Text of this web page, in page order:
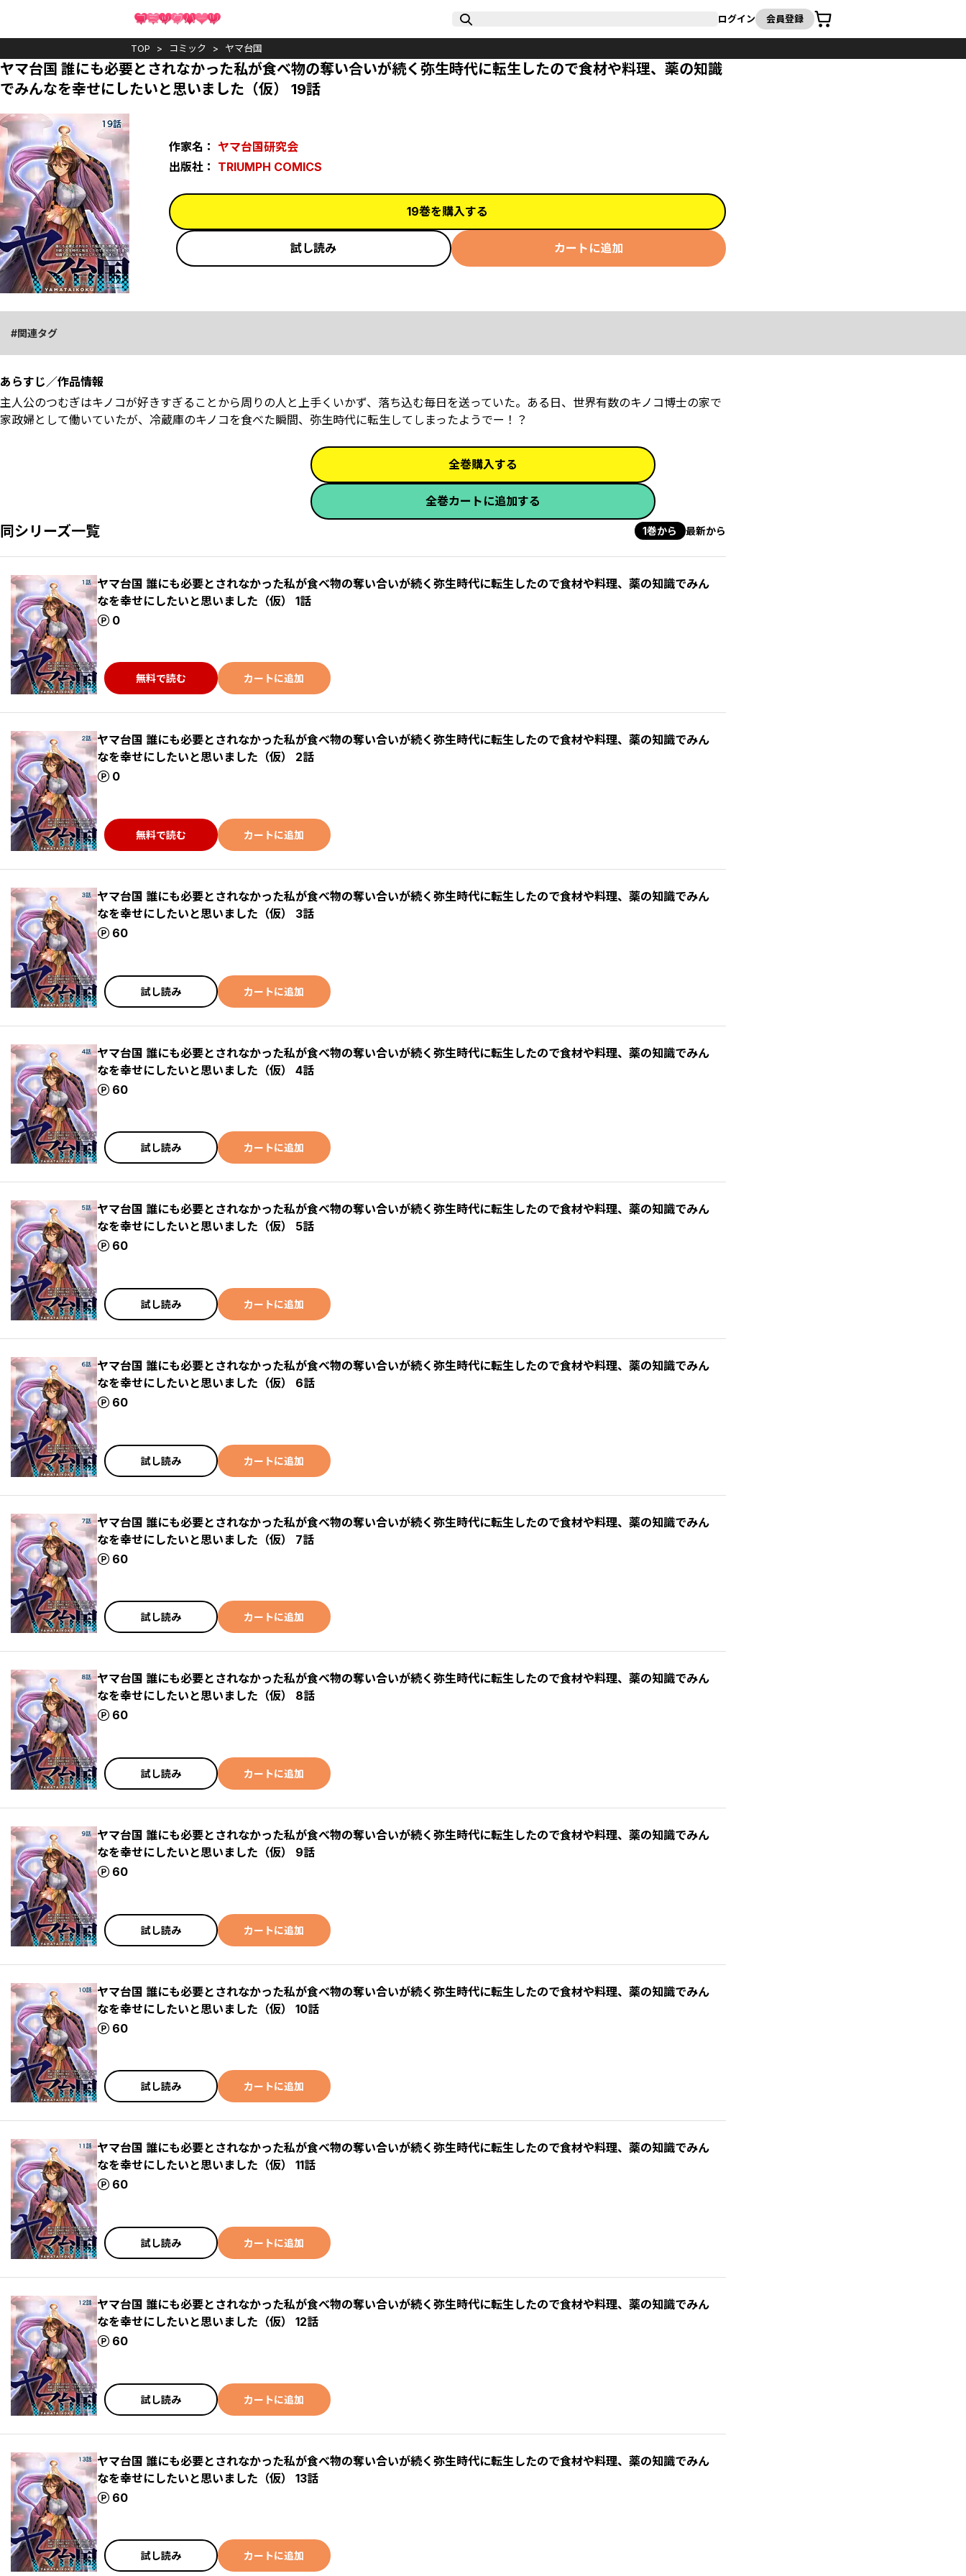
ログイン 会員登録
カート
TOP コミック ヤマ台国
ヤマ台国 誰にも必要とされなかった私が食べ物の奪い合いが続く弥生時代に転生したので食材や料理、薬の知識
でみんなを幸せにしたいと思いました（仮） 19話
作家名： ヤマ台国研究会
出版社： TRIUMPH COMICS
19巻を購入する
試し読み カートに追加
関連タグ
あらすじ／作品情報
主人公のつむぎはキノコが好きすぎることから周りの人と上手くいかず、落ち込む毎日を送っていた。ある日、世界有数のキノコ博士の家で
家政婦として働いていたが、冷蔵庫のキノコを食べた瞬間、弥生時代に転生してしまったようでー！？
全巻購入する
全巻カートに追加する
同シリーズ一覧 1巻から 最新から
ヤマ台国 誰にも必要とされなかった私が食べ物の奪い合いが続く弥生時代に転生したので食材や料理、薬の知識でみん
なを幸せにしたいと思いました（仮） 1話
0
ポイント
無料で読む カートに追加
ヤマ台国 誰にも必要とされなかった私が食べ物の奪い合いが続く弥生時代に転生したので食材や料理、薬の知識でみん
なを幸せにしたいと思いました（仮） 2話
0
ポイント
無料で読む カートに追加
ヤマ台国 誰にも必要とされなかった私が食べ物の奪い合いが続く弥生時代に転生したので食材や料理、薬の知識でみん
なを幸せにしたいと思いました（仮） 3話
60
ポイント
試し読み カートに追加
ヤマ台国 誰にも必要とされなかった私が食べ物の奪い合いが続く弥生時代に転生したので食材や料理、薬の知識でみん
なを幸せにしたいと思いました（仮） 4話
60
ポイント
試し読み カートに追加
ヤマ台国 誰にも必要とされなかった私が食べ物の奪い合いが続く弥生時代に転生したので食材や料理、薬の知識でみん
なを幸せにしたいと思いました（仮） 5話
60
ポイント
試し読み カートに追加
ヤマ台国 誰にも必要とされなかった私が食べ物の奪い合いが続く弥生時代に転生したので食材や料理、薬の知識でみん
なを幸せにしたいと思いました（仮） 6話
60
ポイント
試し読み カートに追加
ヤマ台国 誰にも必要とされなかった私が食べ物の奪い合いが続く弥生時代に転生したので食材や料理、薬の知識でみん
なを幸せにしたいと思いました（仮） 7話
60
ポイント
試し読み カートに追加
ヤマ台国 誰にも必要とされなかった私が食べ物の奪い合いが続く弥生時代に転生したので食材や料理、薬の知識でみん
なを幸せにしたいと思いました（仮） 8話
60
ポイント
試し読み カートに追加
ヤマ台国 誰にも必要とされなかった私が食べ物の奪い合いが続く弥生時代に転生したので食材や料理、薬の知識でみん
なを幸せにしたいと思いました（仮） 9話
60
ポイント
試し読み カートに追加
ヤマ台国 誰にも必要とされなかった私が食べ物の奪い合いが続く弥生時代に転生したので食材や料理、薬の知識でみん
なを幸せにしたいと思いました（仮） 10話
60
ポイント
試し読み カートに追加
ヤマ台国 誰にも必要とされなかった私が食べ物の奪い合いが続く弥生時代に転生したので食材や料理、薬の知識でみん
なを幸せにしたいと思いました（仮） 11話
60
ポイント
試し読み カートに追加
ヤマ台国 誰にも必要とされなかった私が食べ物の奪い合いが続く弥生時代に転生したので食材や料理、薬の知識でみん
なを幸せにしたいと思いました（仮） 12話
60
ポイント
試し読み カートに追加
ヤマ台国 誰にも必要とされなかった私が食べ物の奪い合いが続く弥生時代に転生したので食材や料理、薬の知識でみん
なを幸せにしたいと思いました（仮） 13話
60
ポイント
試し読み カートに追加